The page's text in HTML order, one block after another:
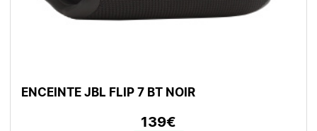
ENCEINTE JBL FLIP 7 BT NOIR
139€